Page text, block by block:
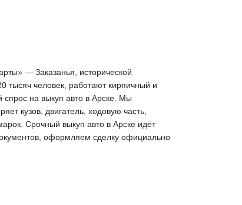
— Заказанья, исторической
тысяч человек, работают кирпичный и
спрос на выкуп авто в Арске. Мы
кузов, двигатель, ходовую часть,
Срочный выкуп авто в Арске идёт
оформляем сделку официально